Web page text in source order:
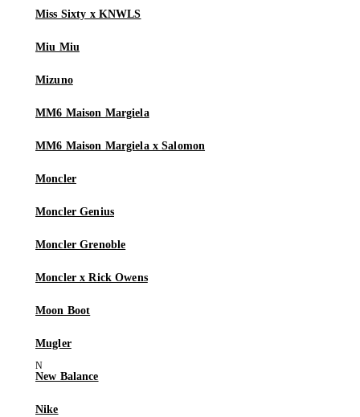
Miss Sixty x KNWLS
Miu Miu
Mizuno
MM6 Maison Margiela
MM6 Maison Margiela x Salomon
Moncler
Moncler Genius
Moncler Grenoble
Moncler x Rick Owens
Moon Boot
Mugler
New Balance
Nike